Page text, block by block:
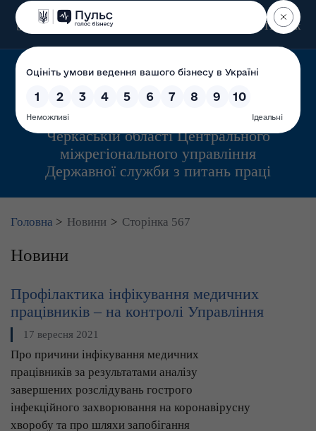
Пошук
Управління інспекційної діяльності у
Черкаській області Центрального
міжрегіонального управління
Державної служби з питань праці
Головна > Новини > Сторінка 567
Новини
Профілактика інфікування медичних
працівників – на контролі Управління
17 вересня 2021
Про причини інфікування медичних
працівників за результатами аналізу
завершених розслідувань гострого
інфекційного захворювання на коронавірусну
хворобу та про шляхи запобігання